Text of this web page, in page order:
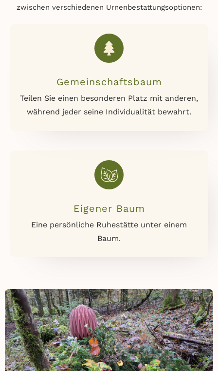
zwischen verschiedenen Urnenbestattungsoptionen:
Gemeinschaftsbaum
Teilen Sie einen besonderen Platz mit anderen,
während jeder seine Individualität bewahrt.
Eigener Baum
Eine persönliche Ruhestätte unter einem
Baum.